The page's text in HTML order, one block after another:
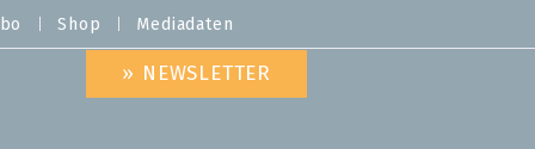
Shop Mediadaten
» NEWSLETTER